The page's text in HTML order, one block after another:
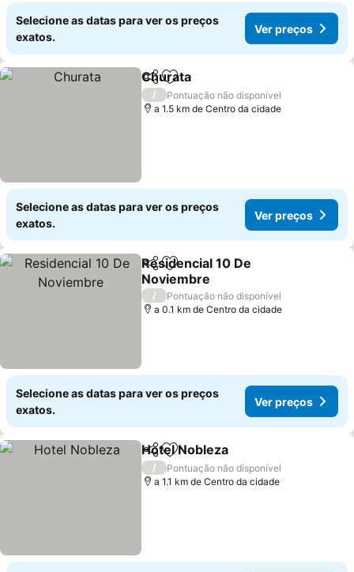
Selecione as datas para ver os preços
exatos.
Ver preços
PartilharAdicionar aos favoritos
Churata
/
Pontuação não disponível
a 1.5 km de Centro da cidade
Selecione as datas para ver os preços
exatos.
Ver preços
PartilharAdicionar aos favoritos
Residencial 10 De
Noviembre
Ver preços
/
Pontuação não disponível
a 0.1 km de Centro da cidade
Selecione as datas para ver os preços
exatos.
Ver preços
PartilharAdicionar aos favoritos
Hotel Nobleza
/
Pontuação não disponível
a 1.1 km de Centro da cidade